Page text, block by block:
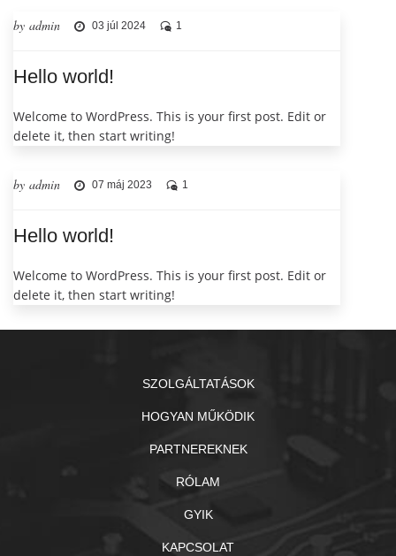
by admin 03 júl 2024 1
Hello world!
Welcome to WordPress. This is your first post. Edit or
delete it, then start writing!
by admin 07 máj 2023 1
Hello world!
Welcome to WordPress. This is your first post. Edit or
delete it, then start writing!
SZOLGÁLTATÁSOK
HOGYAN MŰKÖDIK
PARTNEREKNEK
RÓLAM
GYIK
KAPCSOLAT